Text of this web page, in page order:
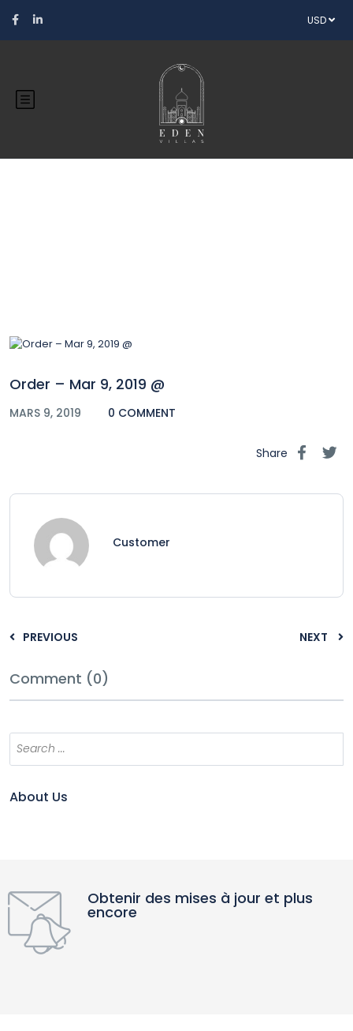
USD
Order – Mar 9, 2019 @
MARS 9, 2019 0 COMMENT
Share
Customer
PREVIOUS NEXT
Comment (0)
About Us
Obtenir des mises à jour et plus
encore